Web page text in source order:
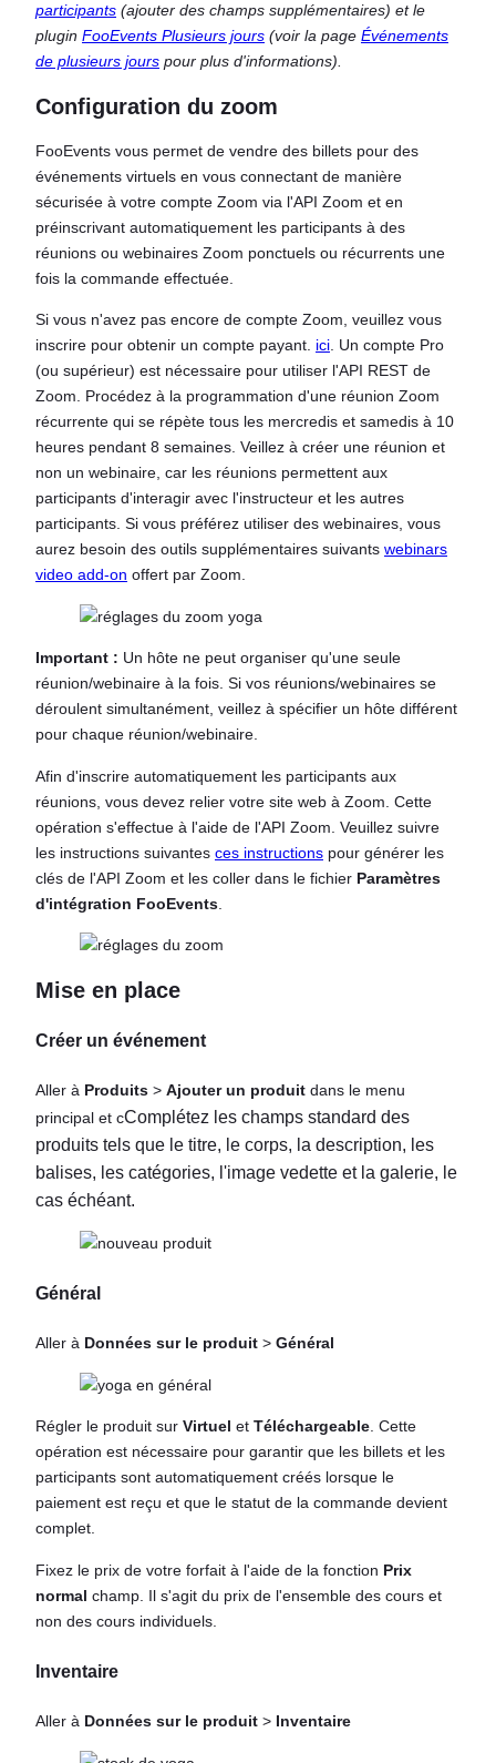
participants (ajouter des champs supplémentaires) et le
plugin FooEvents Plusieurs jours (voir la page Événements
de plusieurs jours pour plus d'informations).
Configuration du zoom
FooEvents vous permet de vendre des billets pour des
événements virtuels en vous connectant de manière
sécurisée à votre compte Zoom via l'API Zoom et en
préinscrivant automatiquement les participants à des
réunions ou webinaires Zoom ponctuels ou récurrents une
fois la commande effectuée.
Si vous n'avez pas encore de compte Zoom, veuillez vous
inscrire pour obtenir un compte payant. ici . Un compte Pro
(ou supérieur) est nécessaire pour utiliser l'API REST de
Zoom. Procédez à la programmation d'une réunion Zoom
récurrente qui se répète tous les mercredis et samedis à 10
heures pendant 8 semaines. Veillez à créer une réunion et
non un webinaire, car les réunions permettent aux
participants d'interagir avec l'instructeur et les autres
participants. Si vous préférez utiliser des webinaires, vous
aurez besoin des outils supplémentaires suivants webinars
video add-on offert par Zoom.
Important : Un hôte ne peut organiser qu'une seule
réunion/webinaire à la fois. Si vos réunions/webinaires se
déroulent simultanément, veillez à spécifier un hôte différent
pour chaque réunion/webinaire.
Afin d'inscrire automatiquement les participants aux
réunions, vous devez relier votre site web à Zoom. Cette
opération s'effectue à l'aide de l'API Zoom. Veuillez suivre
les instructions suivantes ces instructions pour générer les
clés de l'API Zoom et les coller dans le fichier Paramètres
d'intégration FooEvents
Mise en place
Créer un événement
Aller à Produits > Ajouter un produit dans le menu
principal et cComplétez les champs standard des
produits tels que le titre, le corps, la description, les
balises, les catégories, l'image vedette et la galerie, le
cas échéant.
Général
Aller à Données sur le produit > Général
Régler le produit sur Virtuel et Téléchargeable . Cette
opération est nécessaire pour garantir que les billets et les
participants sont automatiquement créés lorsque le
paiement est reçu et que le statut de la commande devient
complet.
Fixez le prix de votre forfait à l'aide de la fonction Prix
normal champ. Il s'agit du prix de l'ensemble des cours et
non des cours individuels.
Inventaire
Aller à Données sur le produit > Inventaire